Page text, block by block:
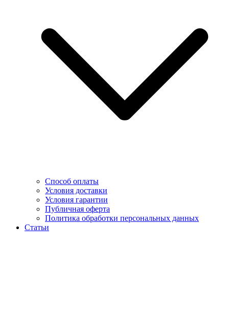
Способ оплаты
Условия доставки
Условия гарантии
Публичная оферта
Политика обработки персональных данных
Статьи